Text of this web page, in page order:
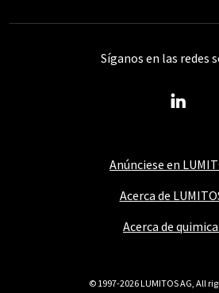
Anúnciese en
Acerca de
Acerca de
Síganos en las redes
© 1997-2026 LUMITOS AG, All